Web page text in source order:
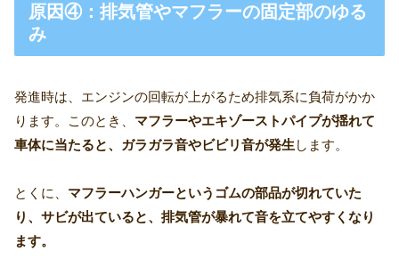
原因④：排気管やマフラーの固定部のゆる
み
発進時は、エンジンの回転が上がるため排気系に負荷がかか
ります。このとき、 マフラーやエキゾーストパイプが揺れて
車体に当たると、ガラガラ音やビビリ音が発生 します。
とくに、 マフラーハンガーというゴムの部品が切れていた
り、サビが出ていると、排気管が暴れて音を立てやすくなり
ます。